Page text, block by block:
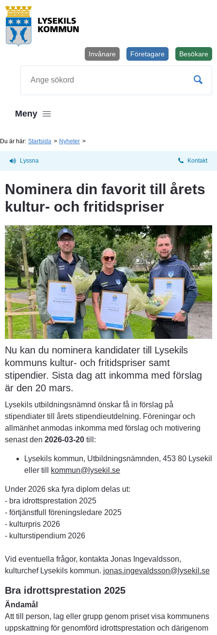
Besökare
Företagare
Invånare
Meny
Du är här: Startsida Nyheter
Lyssna Kontakt
Nominera din favorit till årets
kultur- och fritidspriser
Nu kan du nominera kandidater till Lysekils
kommuns kultur- och fritidspriser samt
stipendier. Sista dag att inkomma med förslag
är den 20 mars.
Lysekils utbildningsnämnd önskar få in förslag på
stipendiater till årets stipendieutdelning. Föreningar och
allmänhet anmodas inkomma med förslag och motivering
senast den 2026-03-20 till:
Lysekils kommun, Utbildningsnämnden, 453 80 Lysekil
eller till
kommun@lysekil.se
Under 2026 ska fyra diplom delas ut:
- bra idrottsprestation 2025
- förtjänstfull föreningsledare 2025
- kulturpris 2026
- kulturstipendium 2026
Vid eventuella frågor, kontakta Jonas Ingevaldsson,
kulturchef Lysekils kommun. jonas.ingevaldsson@lysekil.se
Bra idrottsprestation 2025
Ändamål
Att till person, lag eller grupp genom priset visa kommunens
uppskattning för genomförd idrottsprestation och därigenom